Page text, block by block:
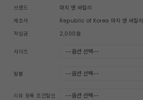
브랜드
마지 앤 바질리
제조사
Republic of Korea 마지 앤 바질리
적립금
2,000원
사이즈
발볼
리뷰 등록 조건할인